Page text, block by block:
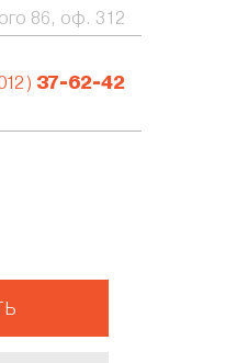
86, оф. 312
37-62-42